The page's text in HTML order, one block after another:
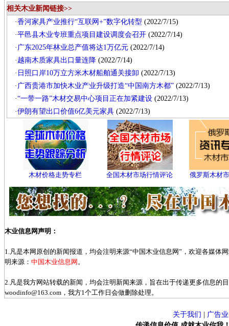
相关木业新闻链接>>
·香河家具产业推行“互联网+”数字化转型 (2022/7/15)
·平邑县木业专班重点项目建设调度会召开 (2022/7/14)
· 广东2025年林业总产值将达1万亿元 (2022/7/14)
· 越南木质家具出口量连降 (2022/7/14)
· 日照口岸10万立方米木材船舶通关接卸 (2022/7/13)
· 广西贵港市加快木业产业升级打造“中国南方木都” (2022/7/13)
·“一带一路”木材交易中心项目正在加紧建设 (2022/7/13)
·伊朗有望出口价值6亿美元家具 (2022/7/13)
木材价格走势专栏 全国木材市场行情评论 俄罗斯木材
木业信息网声明：
1.凡是本网原创的新闻报道，均会注明来源“中国木业信息网”，欢迎各媒体
明来源： 中国木业信息网 。
2.凡是我方网站转载的新闻，均会注明新闻来源，旨在出于传递更多信息的
woodinfo@163.com，我方1个工作日会做删除处理。
关于我们
广告